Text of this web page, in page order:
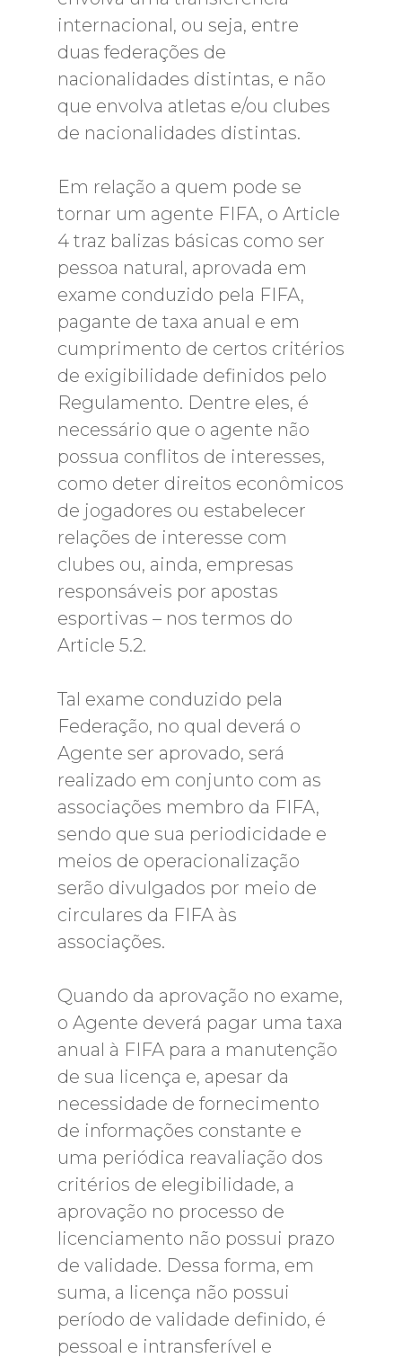
internacional, ou seja, entre
duas federações de
nacionalidades distintas, e não
que envolva atletas e/ou clubes
de nacionalidades distintas.
Em relação a quem pode se
tornar um agente FIFA, o Article
4 traz balizas básicas como ser
pessoa natural, aprovada em
exame conduzido pela FIFA,
pagante de taxa anual e em
cumprimento de certos critérios
de exigibilidade definidos pelo
Regulamento. Dentre eles, é
necessário que o agente não
possua conflitos de interesses,
como deter direitos econômicos
de jogadores ou estabelecer
relações de interesse com
clubes ou, ainda, empresas
responsáveis por apostas
esportivas – nos termos do
Article 5.2.
Tal exame conduzido pela
Federação, no qual deverá o
Agente ser aprovado, será
realizado em conjunto com as
associações membro da FIFA,
sendo que sua periodicidade e
meios de operacionalização
serão divulgados por meio de
circulares da FIFA às
associações.
Quando da aprovação no exame,
o Agente deverá pagar uma taxa
anual à FIFA para a manutenção
de sua licença e, apesar da
necessidade de fornecimento
de informações constante e
uma periódica reavaliação dos
critérios de elegibilidade, a
aprovação no processo de
licenciamento não possui prazo
de validade. Dessa forma, em
suma, a licença não possui
período de validade definido, é
pessoal e intransferível e